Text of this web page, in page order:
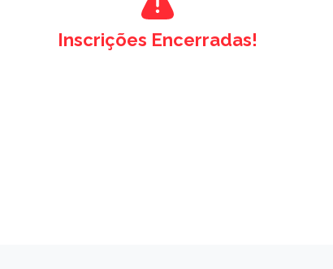
Inscrições Encerradas!